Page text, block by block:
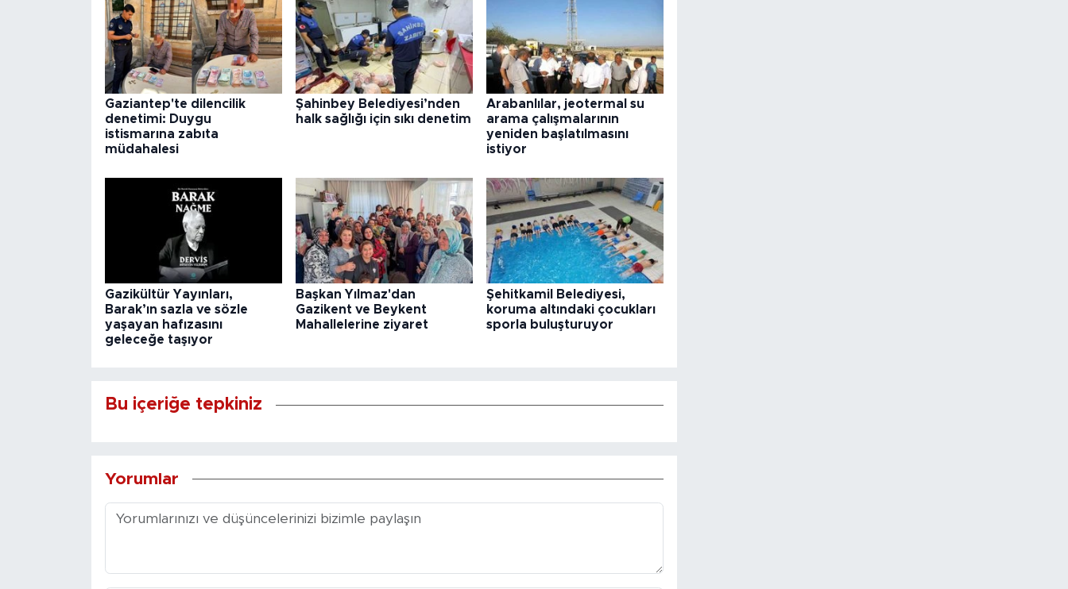
Gaziantep'te dilencilik
denetimi: Duygu
istismarına zabıta
müdahalesi
Şahinbey Belediyesi’nden
halk sağlığı için sıkı denetim
Arabanlılar, jeotermal su
arama çalışmalarının
yeniden başlatılmasını
istiyor
Gazikültür Yayınları,
Barak’ın sazla ve sözle
yaşayan hafızasını
geleceğe taşıyor
Başkan Yılmaz'dan
Gazikent ve Beykent
Mahallelerine ziyaret
Şehitkamil Belediyesi,
koruma altındaki çocukları
sporla buluşturuyor
Bu içeriğe tepkiniz
Yorumlar